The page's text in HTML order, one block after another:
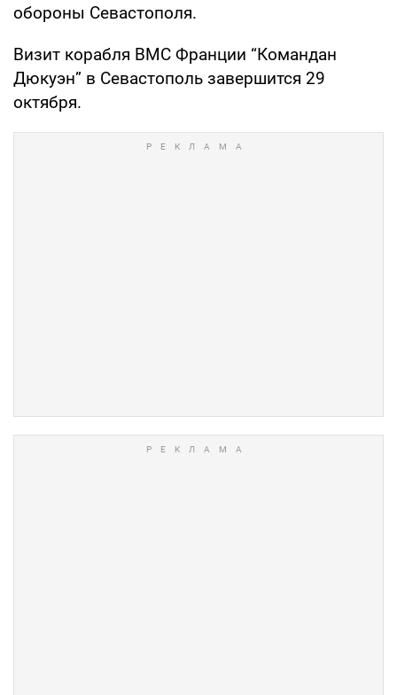
обороны Севастополя.
Визит корабля ВМС Франции “Командан
Дюкуэн” в Севастополь завершится 29
октября.